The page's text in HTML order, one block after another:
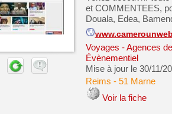
et COMMENTEES,
Douala, Edea,
Voyages - Agences
Évènementiel
Mise à jour le 30/11/
Reims - 51 Marne
Voir la fiche